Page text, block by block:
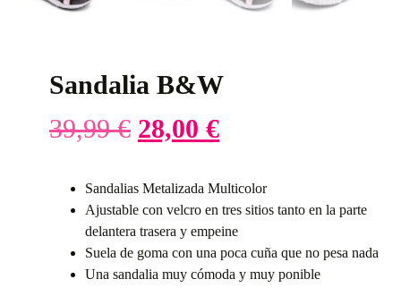
Sandalia B&W
39,99€ 28,00 €
Sandalias Metalizada Multicolor
Ajustable con velcro en tres sitios tanto en la parte
delantera trasera y empeine
Suela de goma con una poca cuña que no pesa nada
Una sandalia muy cómoda y muy ponible